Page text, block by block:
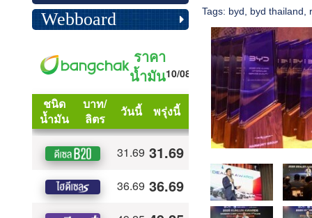
Webboard Tags: byd byd thailand